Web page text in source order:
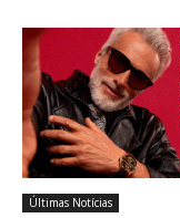
Últimas Notícias